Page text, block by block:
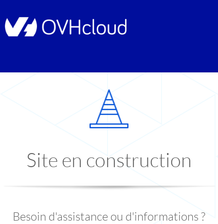
Site en construction
Besoin d'assistance ou d'informations ?